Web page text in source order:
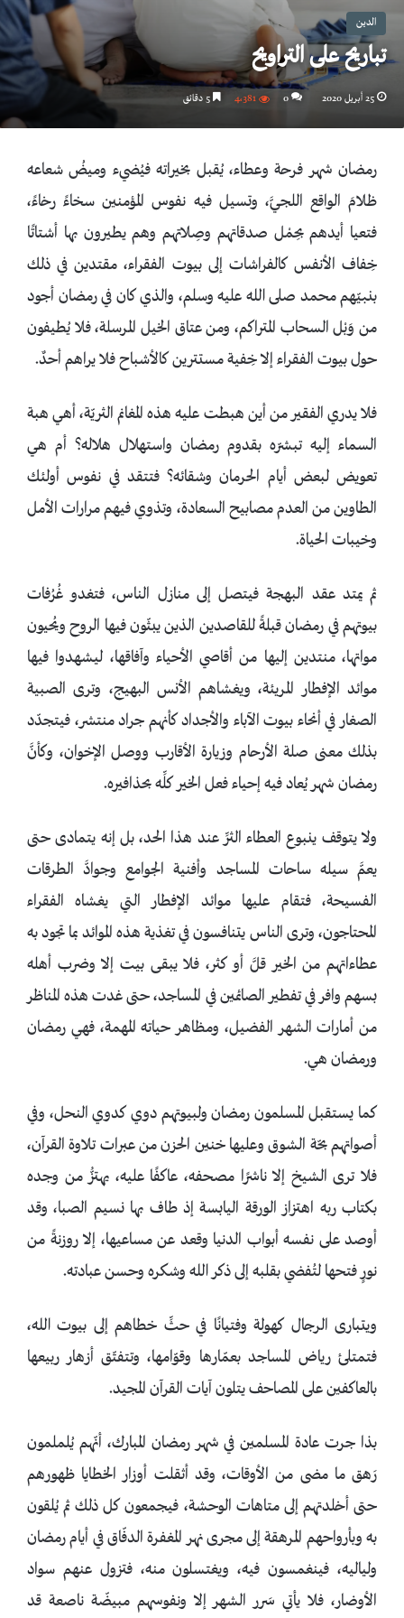
الدين
تباريح على التراويح
25 أبريل 2020 0 4٬381
رمضان شهر فرحة وعطاء، يُقبل بخيراته فيُضيء وميضُ شعاعه
ظلامَ الواقع اللجيَّ، وتسيل فيه نفوس المؤمنين سخاءً رخاءً،
فتعيا أيدهم بحِمْل صدقاتهم وصِلاتهم وهم يطيرون بها أشتاتًا
خِفاف الأنفس كالفراشات إلى بيوت الفقراء، مقتدين في ذلك
بنبيّهم محمد صلى الله عليه وسلم، والذي كان في رمضان أجود
من وَبْل السحاب المتراكم، ومن عتاق الخيل المرسلة، فلا يُطيفون
حول بيوت الفقراء إلا خِفية مستترين كالأشباح فلا يراهم أحدٌ.
فلا يدري الفقير من أين هبطت عليه هذه المغانم الثريّة، أهي هبة
السماء إليه تبشرّه بقدوم رمضان واستهلال هلاله؟ أم هي
تعويض لبعض أيام الحرمان وشقائه؟ فتتقد في نفوس أولئك
الطاوين من العدم مصابيح السعادة، وتذوي فيهم مرارات الأمل
وخيبات الحياة.
ثم يمتد عقد البهجة فيتصل إلى منازل الناس، فتغدو غُرُفات
بيوتهم في رمضان قبلةً للقاصدين الذين يبثّون فيها الروح ويُحيون
مواتها، منتدين إليها من أقاصي الأحياء وآفاقها، ليشهدوا فيها
موائد الإفطار المريئة، ويغشاهم الأنس البهيج، وترى الصبية
الصغار في أنحاء بيوت الآباء والأجداد كأنهم جراد منتشر، فيتجدّد
بذلك معنى صلة الأرحام وزيارة الأقارب ووصل الإخوان، وكأنَّ
رمضان شهر يُعاد فيه إحياء فعل الخير كلِّه بحذافيره.
ولا يتوقف ينبوع العطاء الثرِّ عند هذا الحد، بل إنه يتمادى حتى
يعمَّ سيله ساحات المساجد وأفنية الجوامع وجوادَّ الطرقات
الفسيحة، فتقام عليها موائد الإفطار التي يغشاه الفقراء
المحتاجون، وترى الناس يتنافسون في تغذية هذه الموائد بما تجود به
عطاءاتهم من الخير قلَّ أو كثر، فلا يبقى بيت إلا وضرب أهله
بسهم وافر في تفطير الصائمين في المساجد، حتى غدت هذه المناظر
من أمارات الشهر الفضيل، ومظاهر حياته المهمة، فهي رمضان
ورمضان هي.
كما يستقبل المسلمون رمضان ولبيوتهم دوي كدوي النحل، وفي
أصواتهم بحّة الشوق وعليها خنين الحزن من عبرات تلاوة القرآن،
فلا ترى الشيخ إلا ناشرًا مصحفه، عاكفًا عليه، يهتزُّ من وجده
بكتاب ربه اهتزاز الورقة اليابسة إذ طاف بها نسيم الصبا، وقد
أوصد على نفسه أبواب الدنيا وقعد عن مساعيها، إلا روزنةً من
نورٍ فتحها لتُفضي بقلبه إلى ذكر الله وشكره وحسن عبادته.
ويتبارى الرجال كهولة وفتيانًا في حثِّ خطاهم إلى بيوت الله،
فتمتلئ رياض المساجد بعمّارها وقوّامها، وتتفتّق أزهار ربيعها
بالعاكفين على المصاحف يتلون آيات القرآن المجيد.
بذا جرت عادة المسلمين في شهر رمضان المبارك، أنّهم يُلملمون
رَهق ما مضى من الأوقات، وقد أثقلت أوزار الخطايا ظهورهم
حتى أخلدتهم إلى متاهات الوحشة، فيجمعون كل ذلك ثم يُلقون
به وبأرواحهم المرهقة إلى مجرى نهر المغفرة الدفّاق في أيام رمضان
ولياليه، فينغمسون فيه، ويغتسلون منه، فتزول عنهم سواد
الأوضار، فلا يأتي سَرر الشهر إلا ونفوسهم مبيضّة ناصعة قد